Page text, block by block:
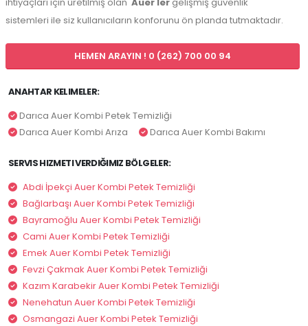
sistemleri ile siz kullanıcıların konforunu ön planda tutmaktadır.
HEMEN ARAYIN ! 0 (262) 700 00 94
ANAHTAR KELIMELER:
Darıca Auer Kombi Petek Temizliği
Darıca Auer Kombi Arıza
Darıca Auer Kombi Bakımı
SERVIS HIZMETI VERDIĞIMIZ BÖLGELER:
Abdi İpekçi Auer Kombi Petek Temizliği
Bağlarbaşı Auer Kombi Petek Temizliği
Bayramoğlu Auer Kombi Petek Temizliği
Cami Auer Kombi Petek Temizliği
Emek Auer Kombi Petek Temizliği
Fevzi Çakmak Auer Kombi Petek Temizliği
Kazım Karabekir Auer Kombi Petek Temizliği
Nenehatun Auer Kombi Petek Temizliği
Osmangazi Auer Kombi Petek Temizliği